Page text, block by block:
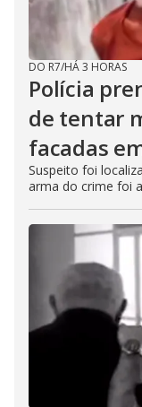
DO R7/HÁ 3 HORAS
Polícia
de tentar
facadas
Suspeito foi
arma do crime foi